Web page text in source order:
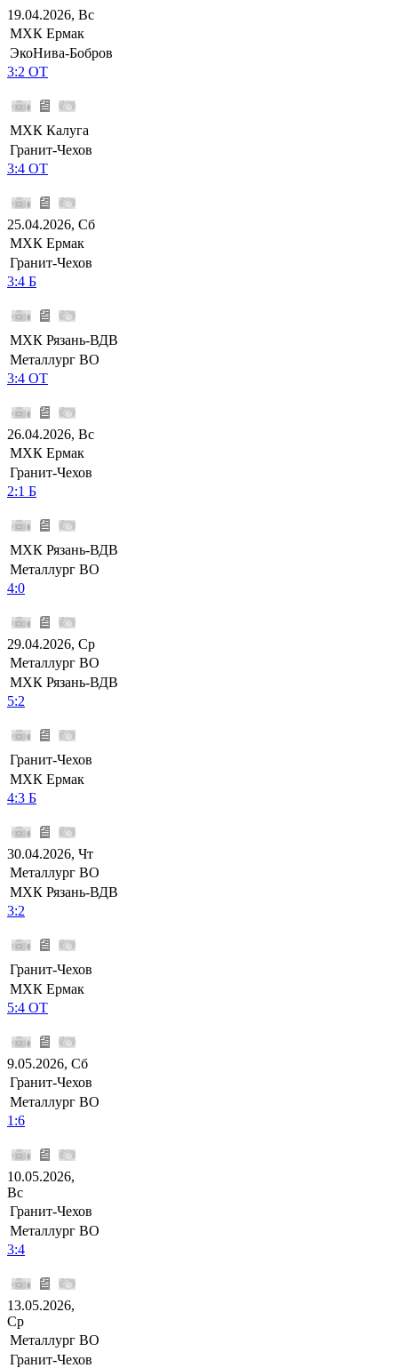
19.04.2026, Вс
МХК Ермак
ЭкоНива-Бобров
3:2 ОТ
МХК Калуга
Гранит-Чехов
3:4 ОТ
25.04.2026, Сб
МХК Ермак
Гранит-Чехов
3:4 Б
МХК Рязань-ВДВ
Металлург ВО
3:4 ОТ
26.04.2026, Вс
МХК Ермак
Гранит-Чехов
2:1 Б
МХК Рязань-ВДВ
Металлург ВО
4:0
29.04.2026, Ср
Металлург ВО
МХК Рязань-ВДВ
5:2
Гранит-Чехов
МХК Ермак
4:3 Б
30.04.2026, Чт
Металлург ВО
МХК Рязань-ВДВ
3:2
Гранит-Чехов
МХК Ермак
5:4 ОТ
9.05.2026, Сб
Гранит-Чехов
Металлург ВО
1:6
10.05.2026,
Вс
Гранит-Чехов
Металлург ВО
3:4
13.05.2026,
Ср
Металлург ВО
Гранит-Чехов